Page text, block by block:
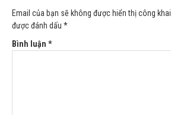
Email của bạn sẽ không được hiển thị công khai.
được đánh dấu *
Bình luận *